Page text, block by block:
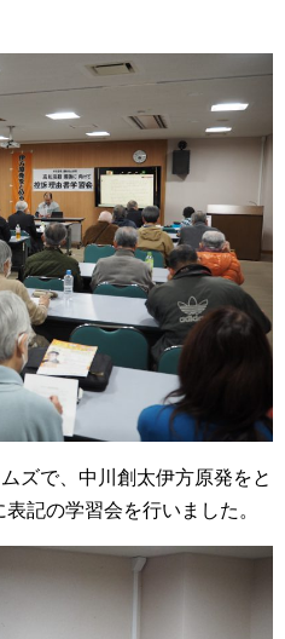
ズで、中川創太伊方原発をと
記の学習会を行いました。